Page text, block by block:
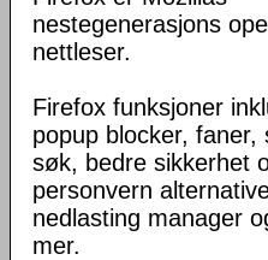
nestegenerasjons
nettleser.
Firefox funksjoner
popup blocker, faner,
søk, bedre sikkerhet
personvern
nedlasting manager
mer.